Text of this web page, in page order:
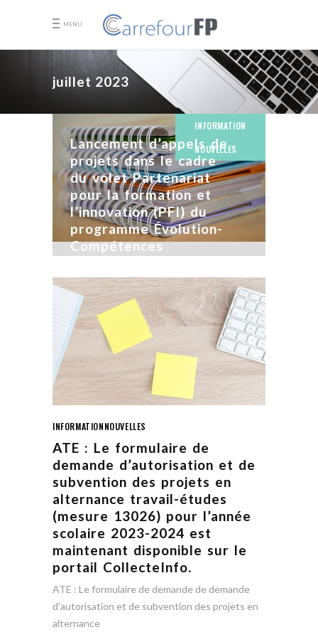
MENU
juillet 2023
INFORMATION
NOUVELLES
Lancement d’appels de
projets dans le cadre
du volet Partenariat
pour la formation et
l’innovation (PFI) du
programme Évolution-
Compétences
INFORMATIONNOUVELLES
ATE : Le formulaire de
demande d’autorisation et de
subvention des projets en
alternance travail-études
(mesure 13026) pour l’année
scolaire 2023-2024 est
maintenant disponible sur le
portail CollecteInfo.
ATE : Le formulaire de demande de demande
d'autorisation et de subvention des projets en
alternance